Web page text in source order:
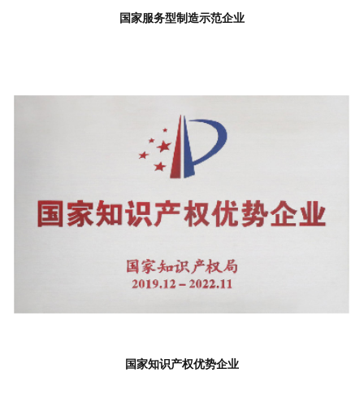
国家服务型制造示范企业
国家知识产权优势企业